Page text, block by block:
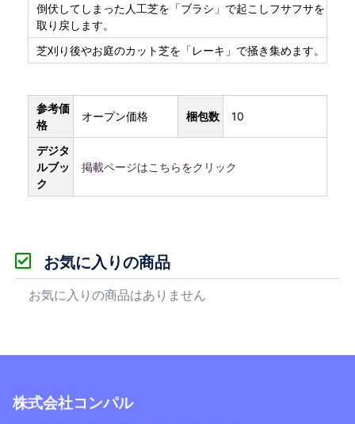
倒伏してしまった人工芝を「ブラシ」で起こしフサフサを
取り戻します。
芝刈り後やお庭のカット芝を「レーキ」で掻き集めます。
参考価
格
オープン価格 梱包数 10
デジタ
ルブッ
ク
掲載ページはこちらをクリック
お気に入りの商品
お気に入りの商品はありません
株式会社コンパル